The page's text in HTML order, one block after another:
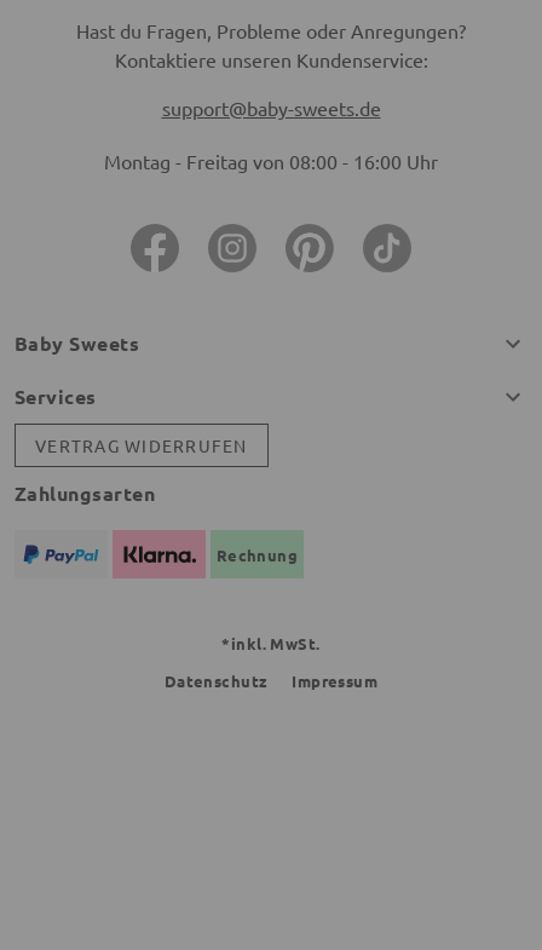
Hast du Fragen, Probleme oder Anregungen?
Kontaktiere unseren Kundenservice:
support@baby-sweets.de
Montag - Freitag von 08:00 - 16:00 Uhr
Baby Sweets
Services
VERTRAG WIDERRUFEN
Zahlungsarten
Rechnung
*inkl. MwSt.
Datenschutz
Impressum